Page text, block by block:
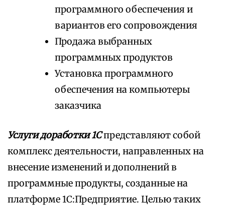
программного обеспечения и
вариантов его сопровождения
Продажа выбранных
программных продуктов
Установка программного
обеспечения на компьютеры
заказчика
Услуги доработки 1Спредставляют собой
комплекс деятельности, направленных на
внесение изменений и дополнений в
программные продукты, созданные на
платформе 1С:Предприятие. Целью таких